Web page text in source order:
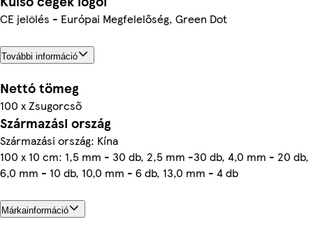
CE jelölés - Európai Megfelelőség, Green Dot
További információ
Nettó tömeg
100 x Zsugorcső
Származási ország
Származási ország: Kína
100 x 10 cm: 1,5 mm - 30 db, 2,5 mm -30 db, 4,0 mm - 20 db,
6,0 mm - 10 db, 10,0 mm - 6 db, 13,0 mm - 4 db
Márkainformáció